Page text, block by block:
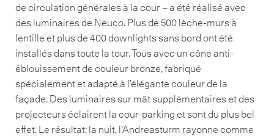
de circulation générales à la cour – a été réalisé avec
des luminaires de Neuco. Plus de 500 lèche-murs à
lentille et plus de 400 downlights sans bord ont été
installés dans toute la tour. Tous avec un cône anti-
éblouissement de couleur bronze, fabriqué
spécialement et adapté à l’élégante couleur de la
façade. Des luminaires sur mât supplémentaires et des
projecteurs éclairent la cour-parking et sont du plus bel
effet. Le résultat: la nuit, l’Andreasturm rayonne comme